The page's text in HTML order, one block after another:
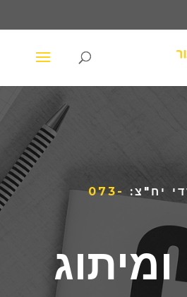
יח"צ:
073-
ומיתוג